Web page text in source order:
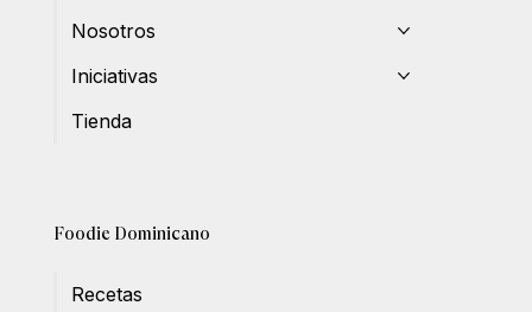
Nosotros
Iniciativas
Tienda
Foodie Dominicano
Recetas